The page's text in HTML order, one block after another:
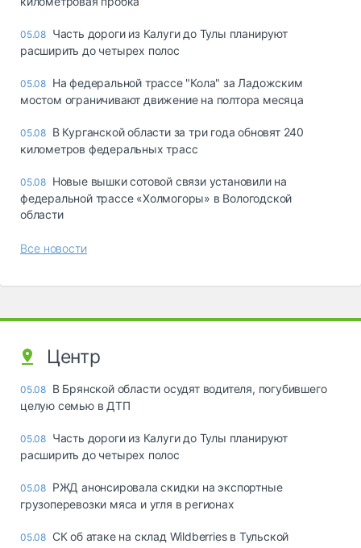
05.08 Часть дороги из Калуги до Тулы планируют
расширить до четырех полос
05.08 На федеральной трассе "Кола" за Ладожским
мостом ограничивают движение на полтора месяца
05.08 В Курганской области за три года обновят 240
километров федеральных трасс
05.08 Новые вышки сотовой связи установили на
федеральной трассе «Холмогоры» в Вологодской
области
Все новости
Центр
05.08 В Брянской области осудят водителя, погубившего
целую семью в ДТП
05.08 Часть дороги из Калуги до Тулы планируют
расширить до четырех полос
05.08 РЖД анонсировала скидки на экспортные
грузоперевозки мяса и угля в регионах
05.08 СК об атаке на склад Wildberries в Тульской